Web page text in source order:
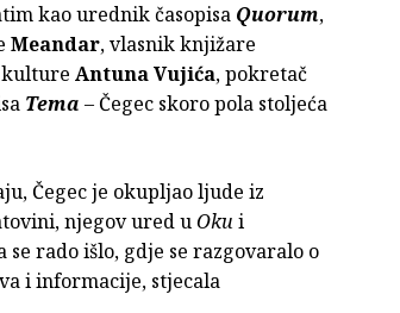
kao urednik časopisa Quorum,
Meandar, vlasnik knjižare
Antuna Vujića, pokretač
Tema – Čegec skoro pola stoljeća
Čegec je okupljao ljude iz
njegov ured uOkui
rado išlo, gdje se razgovaralo o
i informacije, stjecala